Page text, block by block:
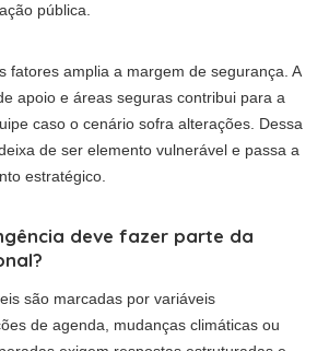
pública.
fatores amplia a margem de segurança. A
apoio e áreas seguras contribui para a
caso o cenário sofra alterações. Dessa
de ser elemento vulnerável e passa a
estratégico.
deve fazer parte da
são marcadas por variáveis
de agenda, mudanças climáticas ou